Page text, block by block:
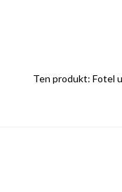
Ten produkt: Fotel